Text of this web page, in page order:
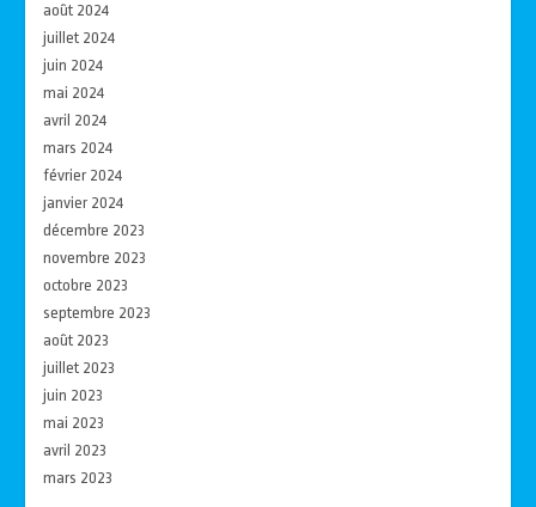
août 2024
juillet 2024
juin 2024
mai 2024
avril 2024
mars 2024
février 2024
janvier 2024
décembre 2023
novembre 2023
octobre 2023
septembre 2023
août 2023
juillet 2023
juin 2023
mai 2023
avril 2023
mars 2023